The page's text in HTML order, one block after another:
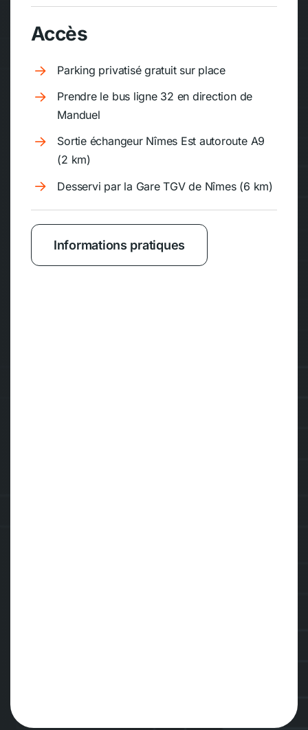
Accès
Parking privatisé gratuit sur place
Prendre le bus ligne 32 en direction de
Manduel
Sortie échangeur Nîmes Est autoroute A9
(2 km)
Desservi par la Gare TGV de Nîmes (6 km)
Informations pratiques